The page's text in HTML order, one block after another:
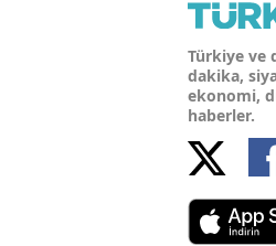
Türkiye ve
dakika,
ekonomi,
haberler.